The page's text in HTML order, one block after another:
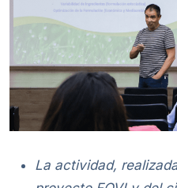
La actividad,